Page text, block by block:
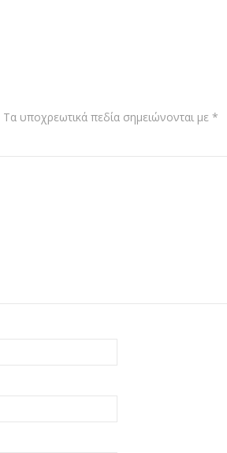
Τα υποχρεωτικά πεδία σημειώνονται με *